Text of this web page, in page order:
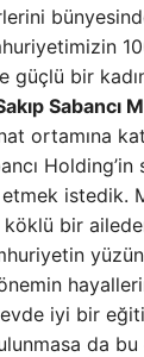
bir
Sabancı
ortamına
istedik.
köklü bir
iyi bir
da